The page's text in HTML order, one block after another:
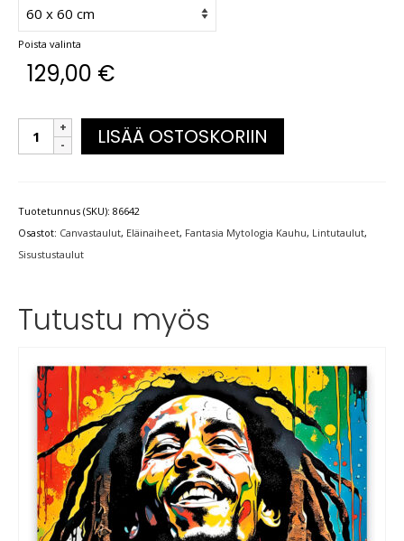
Poista valinta
129,00 €
LISÄÄ OSTOSKORIIN
Tuotetunnus (SKU): 86642
Osastot: Canvastaulut, Eläinaiheet, Fantasia Mytologia Kauhu, Lintutaulut,
Sisustustaulut
Tutustu myös